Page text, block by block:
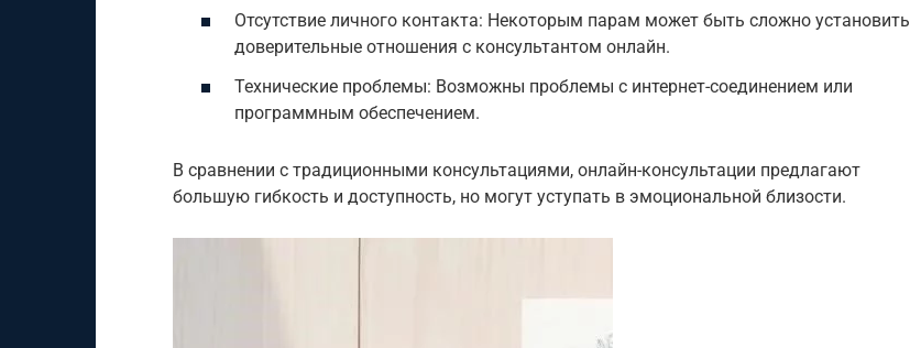
Отсутствие личного контакта: Некоторым парам может быть сложно установить
доверительные отношения с консультантом онлайн.
Технические проблемы: Возможны проблемы с интернет-соединением или
программным обеспечением.
В сравнении с традиционными консультациями, онлайн-консультации предлагают
большую гибкость и доступность, но могут уступать в эмоциональной близости.